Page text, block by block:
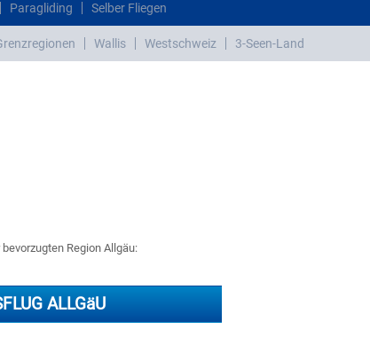
Paragliding Selber Fliegen
Wallis Westschweiz 3-Seen-Land
Region Allgäu:
ALLGäU